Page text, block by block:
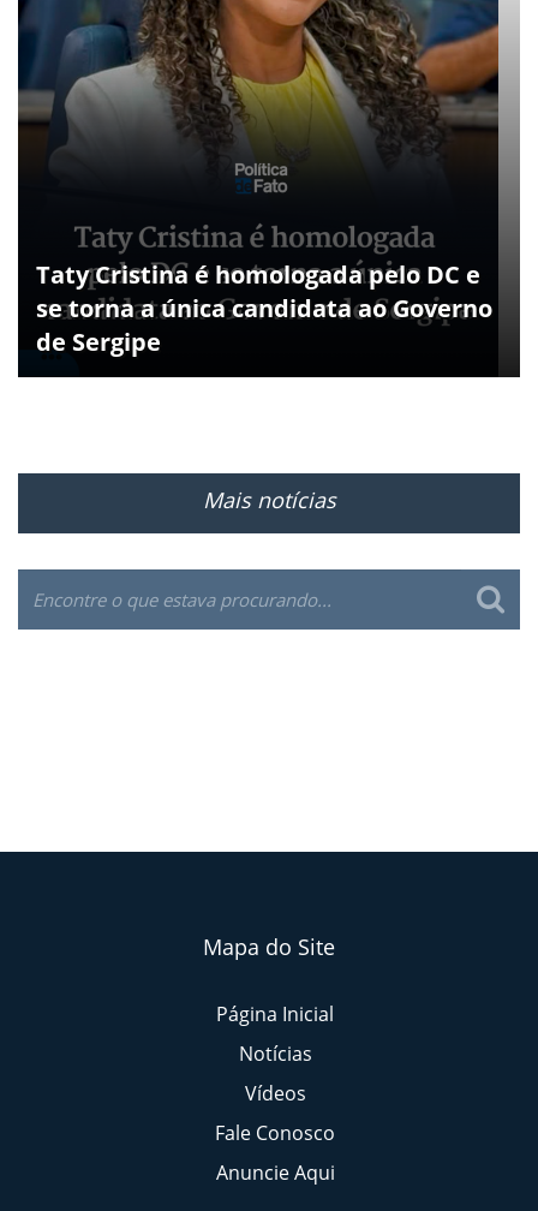
Taty Cristina é homologada pelo DC e
se torna a única candidata ao Governo
de Sergipe
Mais notícias
Mapa do Site
Página Inicial
Notícias
Vídeos
Fale Conosco
Anuncie Aqui